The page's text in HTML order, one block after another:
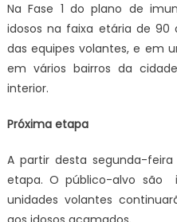
Na Fase 1 do plano de
idosos na faixa etária de 90
das equipes volantes, e em
em vários bairros da
interior.
Próxima etapa
A partir desta segunda-
etapa. O público-alvo são
unidades volantes